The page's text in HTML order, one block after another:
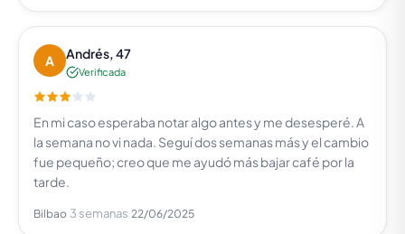
A Andrés, 47
Verificada
En mi caso esperaba notar algo antes y me desesperé. A
la semana no vi nada. Seguí dos semanas más y el cambio
fue pequeño; creo que me ayudó más bajar café por la
tarde.
Bilbao 3 semanas 22/06/2025